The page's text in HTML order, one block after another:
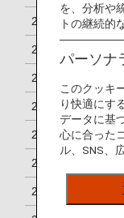
2019
2020
2021
2021 5
2021 8
2021
2021
を、分析や
トの継続的
パーソナ
このクッキ
り快適にす
データに基
心に合った
ル、SNS、